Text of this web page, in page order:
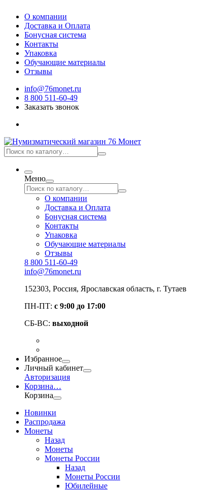
О компании
Доставка и Оплата
Бонусная система
Контакты
Упаковка
Обучающие материалы
Отзывы
info@76monet.ru
8 800 511-60-49
Заказать звонок
Меню
О компании
Доставка и Оплата
Бонусная система
Контакты
Упаковка
Обучающие материалы
Отзывы
8 800 511-60-49
info@76monet.ru
152303, Россия, Ярославская область, г. Тутаев
ПН-ПТ: с 9:00 до 17:00
СБ-ВС: выходной
Избранное
Личный кабинет
Авторизация
Корзина…
Корзина
Новинки
Распродажа
Монеты
Назад
Монеты
Монеты России
Назад
Монеты России
Юбилейные